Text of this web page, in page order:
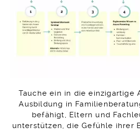
Tauche ein in die einzigartige
Ausbildung in
befähigt, Eltern und
unterstützen, die Gefühle ihrer